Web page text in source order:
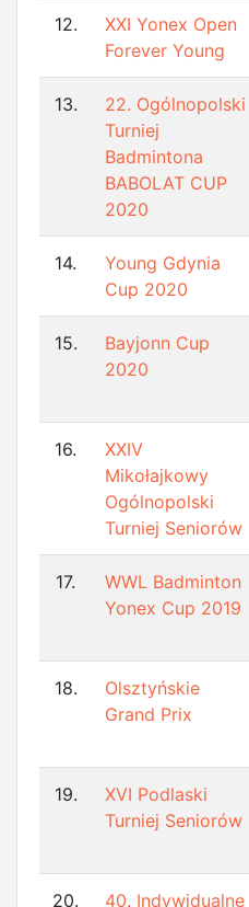
12.
XXI Yonex Open
Forever Young
13.
22. Ogólnopolski
Turniej
Badmintona
BABOLAT CUP
2020
14.
Young Gdynia
Cup 2020
15.
Bayjonn Cup
2020
16.
XXIV
Mikołajkowy
Ogólnopolski
Turniej Seniorów
17.
WWL Badminton
Yonex Cup 2019
18.
Olsztyńskie
Grand Prix
19.
XVI Podlaski
Turniej Seniorów
20. 40. Indywidualne